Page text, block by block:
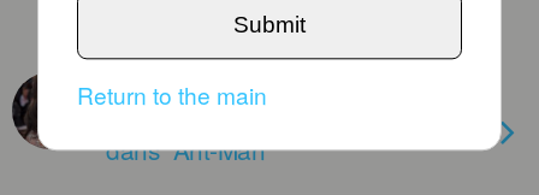
Ciné tv ce soir : Evangéline Lilly
dans “Ant-Man”
Submit
Return to the main